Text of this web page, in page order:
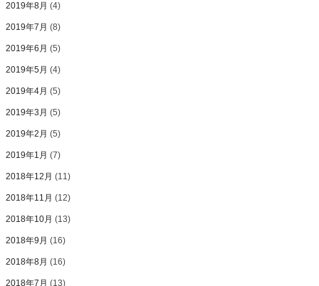
2019年8月 (4)
2019年7月 (8)
2019年6月 (5)
2019年5月 (4)
2019年4月 (5)
2019年3月 (5)
2019年2月 (5)
2019年1月 (7)
2018年12月 (11)
2018年11月 (12)
2018年10月 (13)
2018年9月 (16)
2018年8月 (16)
2018年7月 (13)